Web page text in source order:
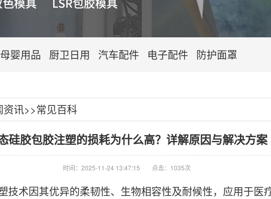
母婴用品 厨卫日用 汽车配件 电子配件 防护面罩
资讯>>常见百科
硅胶包胶注塑的损耗为什么高？详解原因与解决方案
时间：2025-11-24 13:47:15 点击：1035次
技术因其优异的柔韧性、生物相容性及耐候性，应用于医